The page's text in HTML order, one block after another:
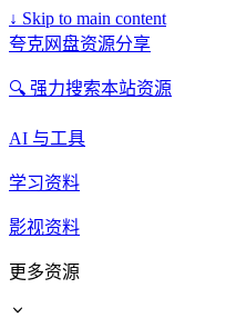
↓ Skip to main content
夸克网盘资源分享
🔍 强力搜索本站资源
AI 与工具
学习资料
影视资料
更多资源